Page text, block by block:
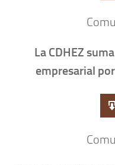
La CDHEZ
empresarial